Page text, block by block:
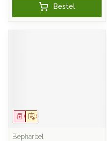
Bestel
Op voorschrift
Geneesmiddel
Bepharbel